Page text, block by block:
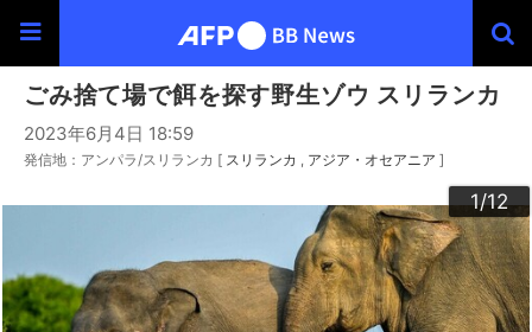
ごみ捨て場で餌を探す野生ゾウ スリランカ
2023年6月4日 18:59
発信地：アンパラ/スリランカ [ スリランカ アジア・オセアニア ]
1/12
2/12
3/12
4/12
5/12
6/12
7/12
8/12
9/12
10/12
11/12
12/12